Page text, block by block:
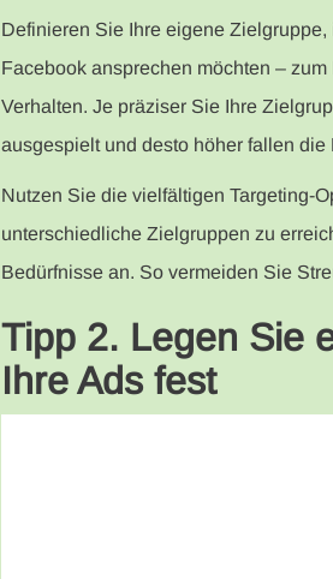
Definieren Sie Ihre eigene
Facebook ansprechen möchten –
Verhalten. Je präziser Sie Ihre
ausgespielt und desto höher fallen
Nutzen Sie die vielfältigen Targeting-
unterschiedliche Zielgruppen zu
Bedürfnisse an. So vermeiden Sie
Tipp 2. Legen Sie
Ihre Ads fest